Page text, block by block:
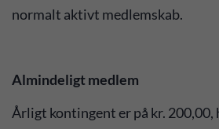
normalt aktivt medlemskab.
Almindeligt medlem
Årligt kontingent er på kr. 200,00,